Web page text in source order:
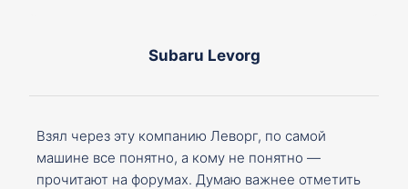
Subaru Levorg
Взял через эту компанию Леворг, по самой
машине все понятно, а кому не понятно —
прочитают на форумах. Думаю важнее отметить